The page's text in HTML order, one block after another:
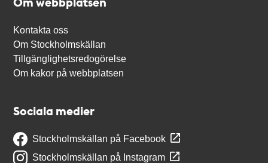
Kontakta oss
Om Stockholmskällan
Tillgänglighetsredogörelse
Om kakor på webbplatsen
Sociala medier
Stockholmskällan på Facebook
Stockholmskällan på Instagram